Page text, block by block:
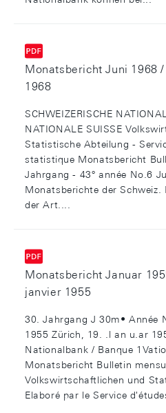
Monatsbericht Juni 1968
1968
SCHWEIZERISCHE
NATIONALE SUISSE
Statistische Abteilung -
statistique Monatsbericht
Jahrgang - 43° année No.6
Monatsberichte der Schweiz.
der Art....
Monatsbericht Januar
janvier 1955
30. Jahrgang J 30m• Année
1955 Zürich, 19. .l an u.ar
Nationalbank / Banque
Monatsbericht Bulletin
Volkswirtschaftlichen und
Elaboré par le Service